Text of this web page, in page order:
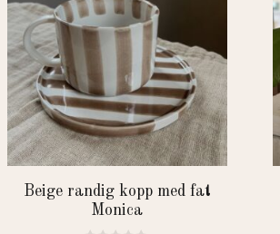
Beige randig kopp med fat
Monica